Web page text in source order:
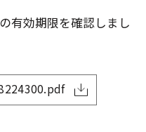
有効期限を確認しまし